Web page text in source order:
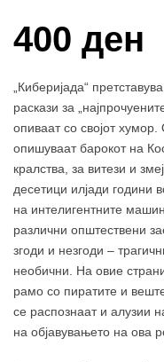
400 ден
„Киберијада“
раскази за
опиваат со својот хумор.
опишуваат барокот на
кралства, за витези и
десетици илјади години
на интелигентните
различни општествени
згоди и незгоди –
необични. На овие
рамо со пиратите и
се распознаат и алузии
на објавувањето на ова